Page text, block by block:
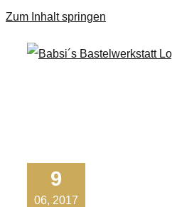
Zum Inhalt springen
9
06, 2017